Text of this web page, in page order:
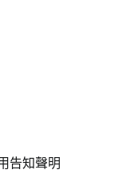
告知聲明